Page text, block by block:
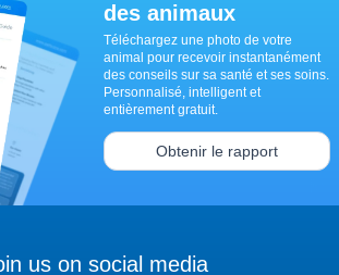
des animaux
Téléchargez une photo de votre
animal pour recevoir instantanément
des conseils sur sa santé et ses soins.
Personnalisé, intelligent et
entièrement gratuit.
Obtenir le rapport
us on social media